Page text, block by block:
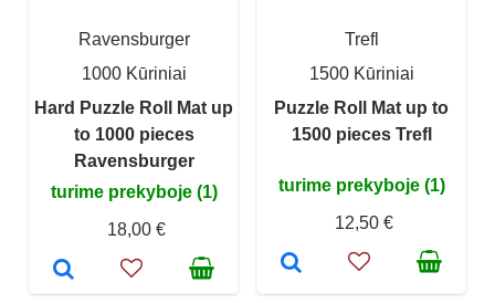
Ravensburger
1000 Kūriniai
Hard Puzzle Roll Mat up
to 1000 pieces
Ravensburger
turime prekyboje (1)
18,00 €
Trefl
1500 Kūriniai
Puzzle Roll Mat up to
1500 pieces Trefl
turime prekyboje (1)
12,50 €